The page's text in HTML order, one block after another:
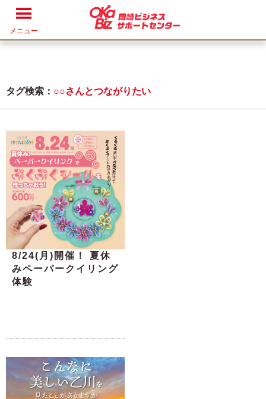
メニュー
タグ検索： ○○さんとつながりたい
8/24(月)開催！ 夏休
みペーパークイリング
体験